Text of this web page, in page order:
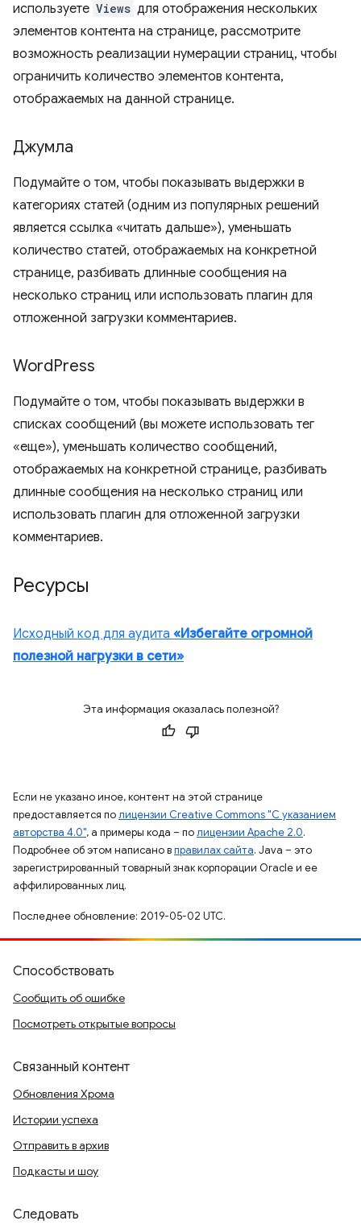
используете Views для отображения нескольких
элементов контента на странице, рассмотрите
возможность реализации нумерации страниц, чтобы
ограничить количество элементов контента,
отображаемых на данной странице.
Джумла
Подумайте о том, чтобы показывать выдержки в
категориях статей (одним из популярных решений
является ссылка «читать дальше»), уменьшать
количество статей, отображаемых на конкретной
странице, разбивать длинные сообщения на
несколько страниц или использовать плагин для
отложенной загрузки комментариев.
WordPress
Подумайте о том, чтобы показывать выдержки в
списках сообщений (вы можете использовать тег
«еще»), уменьшать количество сообщений,
отображаемых на конкретной странице, разбивать
длинные сообщения на несколько страниц или
использовать плагин для отложенной загрузки
комментариев.
Ресурсы
Исходный код для аудита «Избегайте огромной
полезной нагрузки в сети»
Эта информация оказалась полезной?
Если не указано иное, контент на этой странице
предоставляется полицензии Creative Commons "С указанием
авторства 4.0", а примеры кода – полицензии Apache 2.0.
Подробнее об этом написано вправилах сайта. Java – это
зарегистрированный товарный знак корпорации Oracle и ее
аффилированных лиц.
Последнее обновление: 2019-05-02 UTC.
Способствовать
Сообщить об ошибке
Посмотреть открытые вопросы
Связанный контент
Обновления Хрома
Истории успеха
Отправить в архив
Подкасты и шоу
Следовать